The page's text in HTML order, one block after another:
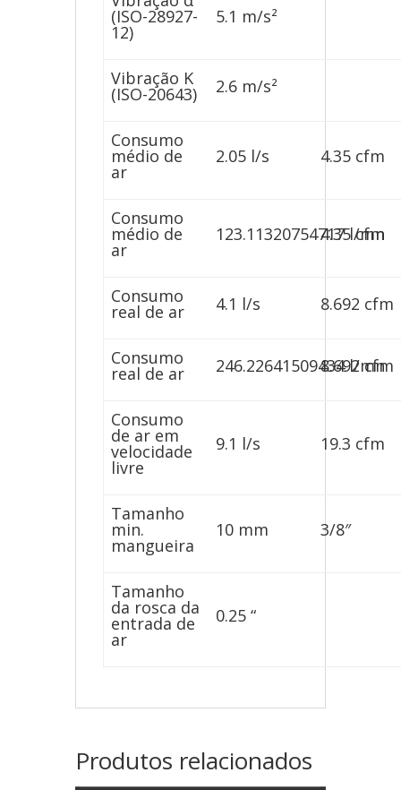
(ISO-28927-
12)
5.1 m/s²
Vibração K
(ISO-20643) 2.6 m/s²
Consumo
médio de
ar
2.05 l/s 4.35 cfm
Consumo
médio de
ar
123.11320754717 l/mn
4.35 cfm
Consumo
real de ar 4.1 l/s 8.692 cfm
Consumo
real de ar 246.22641509434 l/mn
8.692 cfm
Consumo
de ar em
velocidade
livre
9.1 l/s 19.3 cfm
Tamanho
min.
mangueira
10 mm 3/8″
Tamanho
da rosca da
entrada de
ar
0.25 “
Produtos relacionados